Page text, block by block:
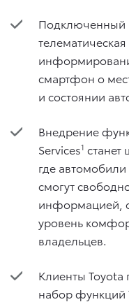
Подключенный
смартфон о
и состоянии
Внедрение
Services1 станет
где
смогут
информацией,
уровень
владельцев.
Клиенты
набор функций